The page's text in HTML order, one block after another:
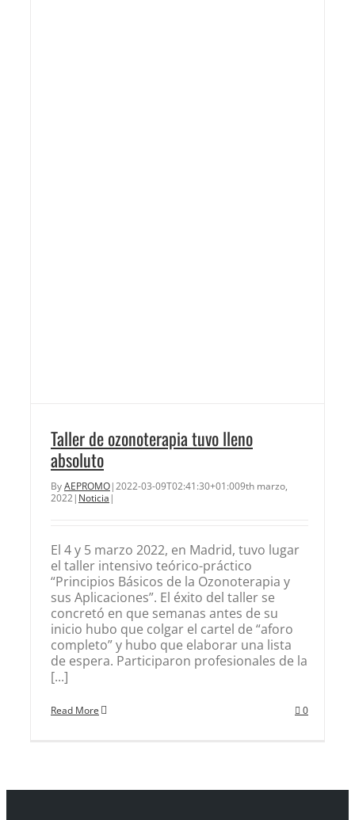
Taller de ozonoterapia tuvo lleno
absoluto
ByAEPROMO|2022-03-09T02:41:30+01:009th marzo,
2022| Noticia |
El 4 y 5 marzo 2022, en Madrid, tuvo lugar
el taller intensivo teórico-práctico
“Principios Básicos de la Ozonoterapia y
sus Aplicaciones”. El éxito del taller se
concretó en que semanas antes de su
inicio hubo que colgar el cartel de “aforo
completo” y hubo que elaborar una lista
de espera. Participaron profesionales de la
[...]
Read More 0